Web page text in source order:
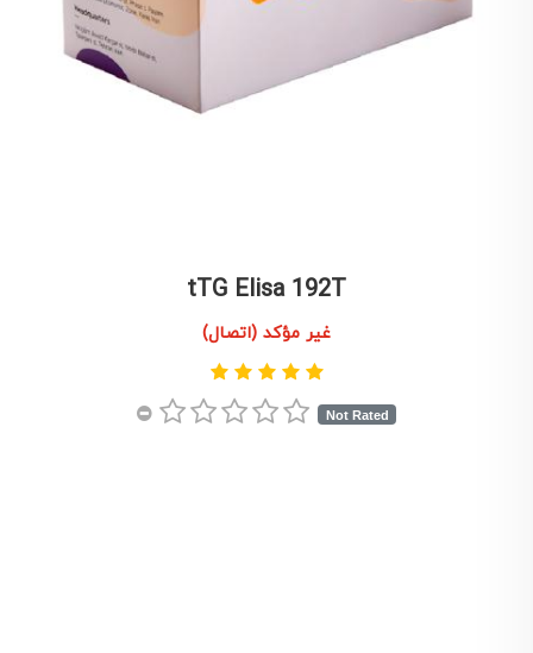
tTG Elisa 192T
غير مؤكد (اتصال)
Not Rated